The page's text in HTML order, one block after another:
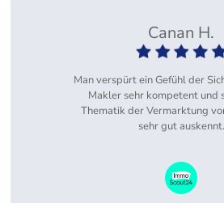
Canan H.
Man verspürt ein Gefühl der
Makler sehr kompetent und
Thematik der Vermarktung
sehr gut auskennt.